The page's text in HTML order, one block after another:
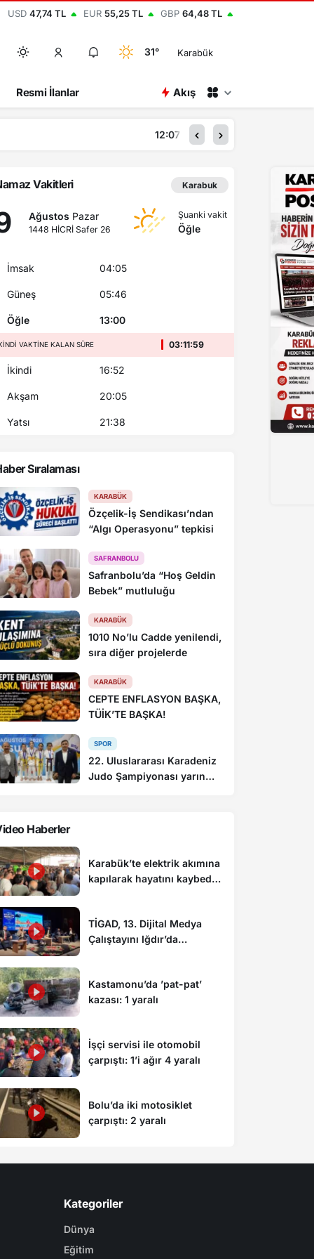
USD 47,74 TL EUR 55,25 TL GBP 64,48 TL
31° Karabük
Resmi İlanlar Akış
Vakitleri Karabuk
Ağustos Pazar
1448 HİCRİ Safer 26
Şuanki vakit
Öğle
İmsak 04:05
Güneş 05:46
Öğle 13:00
VAKTINE KALAN SÜRE 03:11:59
İkindi 16:52
Akşam 20:05
Yatsı 21:38
Sıralaması
KARABÜK
Özçelik-İş Sendikası’ndan
“Algı Operasyonu” tepkisi
SAFRANBOLU
Safranbolu’da “Hoş Geldin
Bebek” mutluluğu
KARABÜK
1010 No’lu Cadde yenilendi,
sıra diğer projelerde
KARABÜK
CEPTE ENFLASYON BAŞKA,
TÜİK’TE BAŞKA!
SPOR
22. Uluslararası Karadeniz
Judo Şampiyonası yarın
Haberler
Karabük’te elektrik akımına
kapılarak hayatını kaybeden
TİGAD, 13. Dijital Medya
Çalıştayını Iğdır’da
Kastamonu’da ’pat-pat’
kazası: 1 yaralı
İşçi servisi ile otomobil
çarpıştı: 1’i ağır 4 yaralı
Bolu’da iki motosiklet
çarpıştı: 2 yaralı
Kategoriler
Dünya
Eğitim